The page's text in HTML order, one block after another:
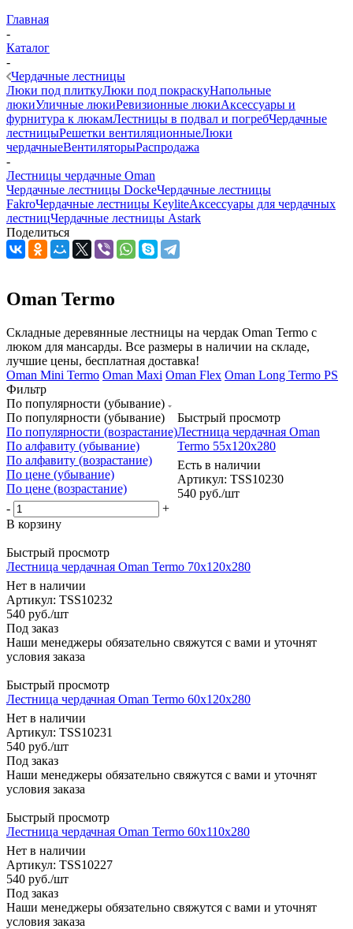
Главная
-
Каталог
-
Чердачные лестницы
Люки под плиткуЛюки под покраскуНапольные
люкиУличные люкиРевизионные люкиАксессуары и
фурнитура к люкамЛестницы в подвал и погребЧердачные
лестницыРешетки вентиляционныеЛюки
чердачныеВентиляторыРаспродажа
-
Лестницы чердачные Oman
Чердачные лестницы DockeЧердачные лестницы
FakroЧердачные лестницы KeyliteАксессуары для чердачных
лестницЧердачные лестницы Astark
Поделиться
Oman Termo
Складные деревянные лестницы на чердак Oman Termo с
люком для мансарды. Все размеры в наличии на складе,
лучшие цены, бесплатная доставка!
Oman Mini Termo Oman Maxi Oman Flex Oman Long Termo PS
Фильтр
По популярности (убывание)
По популярности (убывание)
По популярности (возрастание)
По алфавиту (убывание)
По алфавиту (возрастание)
По цене (убывание)
По цене (возрастание)
Быстрый просмотр
Лестница чердачная Oman
Termo 55x120x280
Есть в наличии
Артикул: TSS10230
540 руб./шт
-
+
В корзину
Быстрый просмотр
Лестница чердачная Oman Termo 70x120x280
Нет в наличии
Артикул: TSS10232
540 руб./шт
Под заказ
Наши менеджеры обязательно свяжутся с вами и уточнят
условия заказа
Быстрый просмотр
Лестница чердачная Oman Termo 60x120x280
Нет в наличии
Артикул: TSS10231
540 руб./шт
Под заказ
Наши менеджеры обязательно свяжутся с вами и уточнят
условия заказа
Быстрый просмотр
Лестница чердачная Oman Termo 60x110x280
Нет в наличии
Артикул: TSS10227
540 руб./шт
Под заказ
Наши менеджеры обязательно свяжутся с вами и уточнят
условия заказа